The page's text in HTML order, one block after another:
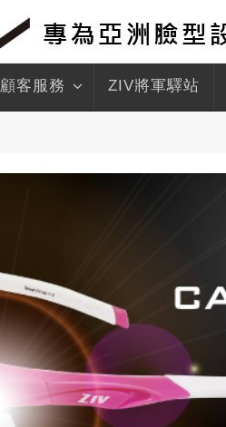
顧客服務 ZIV將軍驛站